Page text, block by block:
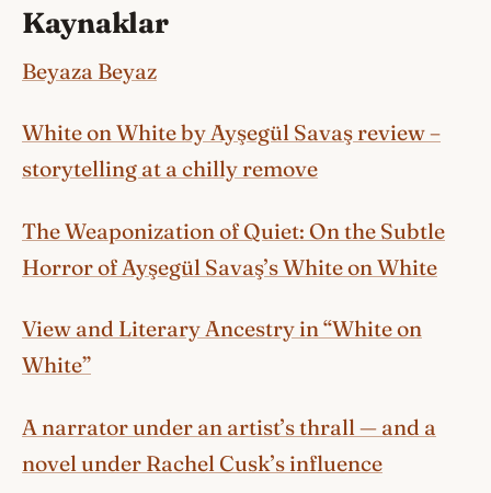
Kaynaklar
Beyaza Beyaz
White on White by Ayşegül Savaş review –
storytelling at a chilly remove
The Weaponization of Quiet: On the Subtle
Horror of Ayşegül Savaş’s White on White
View and Literary Ancestry in “White on
White”
A narrator under an artist’s thrall — and a
novel under Rachel Cusk’s influence